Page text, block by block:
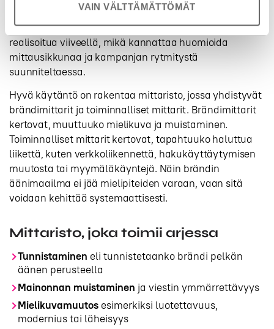
VAIN VÄLTTÄMÄTTÖMÄT
ei riitä kuvaamaan kokonaisvaikutusta. Alan
tutkimuksissa on nostettu esiin, että radion vaikutus voi
realisoitua viiveellä, mikä kannattaa huomioida
mittausikkunaa ja kampanjan rytmitystä
suunniteltaessa.
Hyvä käytäntö on rakentaa mittaristo, jossa yhdistyvät
brändimittarit ja toiminnalliset mittarit. Brändimittarit
kertovat, muuttuuko mielikuva ja muistaminen.
Toiminnalliset mittarit kertovat, tapahtuuko haluttua
liikettä, kuten verkkoliikennettä, hakukäyttäytymisen
muutosta tai myymäläkäyntejä. Näin brändin
äänimaailma ei jää mielipiteiden varaan, vaan sitä
voidaan kehittää systemaattisesti.
Mittaristo, joka toimii arjessa
Tunnistaminen eli tunnistetaanko brändi pelkän
äänen perusteella
Mainonnan muistaminen ja viestin ymmärrettävyys
Mielikuvamuutos esimerkiksi luotettavuus,
modernius tai läheisyys